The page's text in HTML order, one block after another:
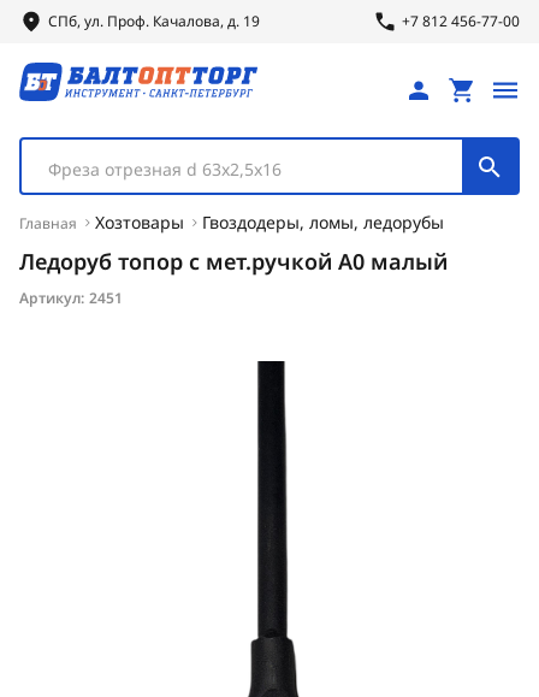
СПб, ул. Проф. Качалова, д. 19 +7 812 456-77-00
Фреза отрезная d 63х2,5х16
Главная Хозтовары Гвоздодеры, ломы, ледорубы
Ледоруб топор с мет.ручкой А0 малый
Артикул: 2451